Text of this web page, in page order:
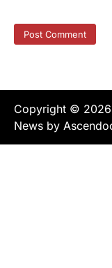
Copyright © 2026
News by